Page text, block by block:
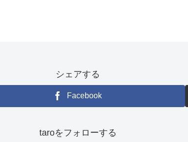
シェアする
Facebook
taroをフォローする